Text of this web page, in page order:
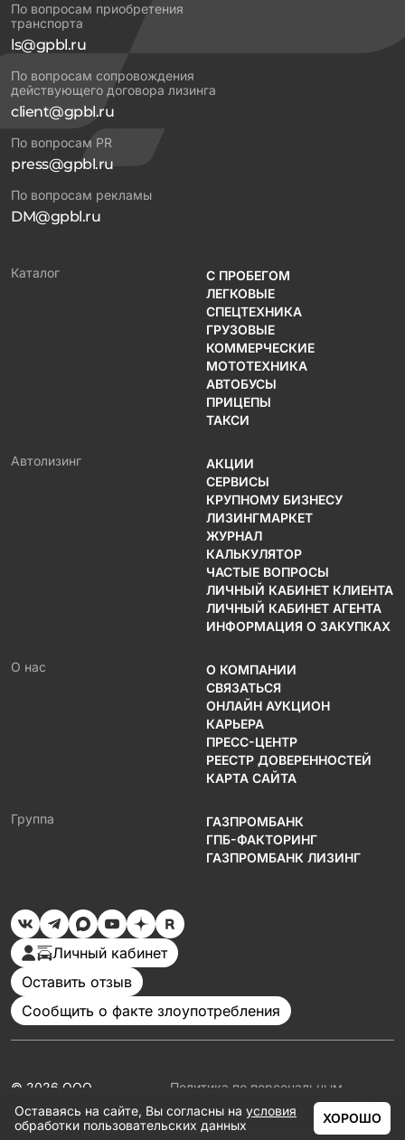
ГЛАВНАЯ КАТАЛОГ АКЦИИ КАЛЬКУЛЯТОР
Оставаясь на сайте, Вы согласны на условия
обработки пользовательских данных
ХОРОШО
По вопросам приобретения
транспорта
ls@gpbl.ru
По вопросам сопровождения
действующего договора лизинга
client@gpbl.ru
По вопросам PR
press@gpbl.ru
По вопросам рекламы
DM@gpbl.ru
Каталог
С ПРОБЕГОМ
ЛЕГКОВЫЕ
СПЕЦТЕХНИКА
ГРУЗОВЫЕ
КОММЕРЧЕСКИЕ
МОТОТЕХНИКА
АВТОБУСЫ
ПРИЦЕПЫ
ТАКСИ
Автолизинг
АКЦИИ
СЕРВИСЫ
КРУПНОМУ БИЗНЕСУ
ЛИЗИНГМАРКЕТ
ЖУРНАЛ
КАЛЬКУЛЯТОР
ЧАСТЫЕ ВОПРОСЫ
ЛИЧНЫЙ КАБИНЕТ КЛИЕНТА
ЛИЧНЫЙ КАБИНЕТ АГЕНТА
ИНФОРМАЦИЯ О ЗАКУПКАХ
О нас
О КОМПАНИИ
СВЯЗАТЬСЯ
ОНЛАЙН АУКЦИОН
КАРЬЕРА
ПРЕСС-ЦЕНТР
РЕЕСТР ДОВЕРЕННОСТЕЙ
КАРТА САЙТА
Группа
ГАЗПРОМБАНК
ГПБ-ФАКТОРИНГ
ГАЗПРОМБАНК ЛИЗИНГ
Личный кабинет
Оставить отзыв
Сообщить о факте злоупотребления
© 2026 ООО
Автолизинг»
Политика по персональным
Документация
Партнеры